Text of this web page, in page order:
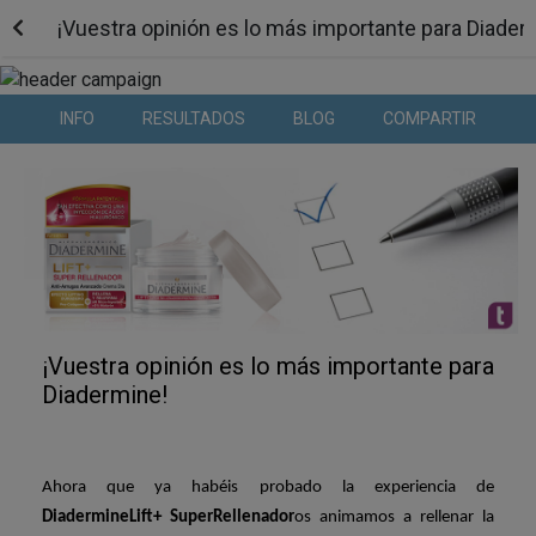
¡Vuestra opinión es lo más importante para
INFO RESULTADOS BLOG COMPARTIR
¡Vuestra opinión es lo más importante para
Diadermine!
Ahora que ya habéis probado la experiencia de
DiadermineLift+ SuperRellenadoros animamos a rellenar la